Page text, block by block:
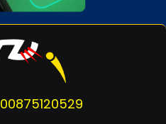
00875120529